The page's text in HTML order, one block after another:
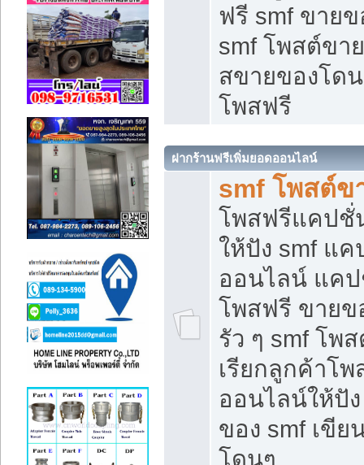
ฟรี smf ขาย
smf โพสต์ขา
สขายของโด
โพสฟรี
ฝากร้านฟรีเพิ่มยอดออนไลน์
smf โพสต์ข
โพสฟรีแคปชั่
ให้ปัง smf แ
ออนไลน์ แค
โพสฟรี ขายข
รัว ๆ smf โพ
เรียกลูกค้าโ
ออนไลน์ให้ปั
ของ smf เขี
โดนๆ